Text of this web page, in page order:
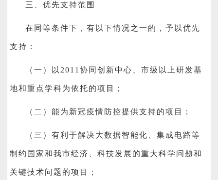
三、优先支持范围
在同等条件下，有以下情况之一的，予以优先
支持：
（一）以2011协同创新中心、市级以上研发基
地和重点学科为依托的项目；
（二）能为新冠疫情防控提供支持的项目；
（三）有利于解决大数据智能化、集成电路等
制约国家和我市经济、科技发展的重大科学问题和
关键技术问题的项目；